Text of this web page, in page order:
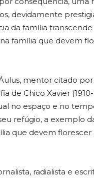
devidamente
da família
família que devem
mentor citado
de Chico Xavier
no espaço e no
refúgio, a exemplo
que devem
radialista e